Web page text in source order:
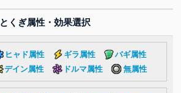
とくぎ属性・効果選択
ヒャド属性 ギラ属性
バギ属性
デイン属性 ドルマ属性 無属性